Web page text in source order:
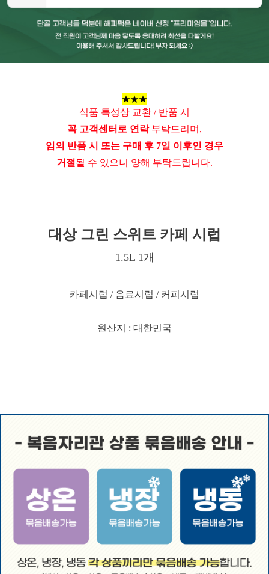
★★★
식품 특성상 교환 / 반품 시
꼭 고객센터로 연락부탁드리며,
임의 반품 시 또는 구매 후 7일 이후인 경우
거절 될 수 있으니 양해 부탁드립니다.
대상 그린 스위트 카페 시럽
1.5L 1개
카페시럽 / 음료시럽 / 커피시럽
원산지 : 대한민국